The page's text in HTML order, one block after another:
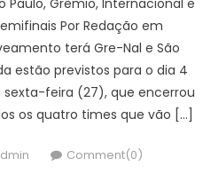
Paulo, Grêmio, Internacional e
Por Redação em
terá Gre-Nal e São
estão previstos para o dia 4
sexta-feira (27), que encerrou
os quatro times que vão […]
Comment(0)